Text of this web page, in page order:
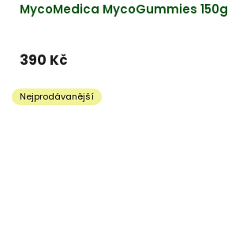
MycoMedica MycoGummies 150g
390 Kč
Nejprodávanější